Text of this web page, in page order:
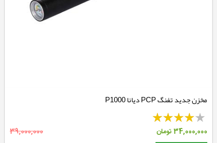
مخزن جدید تفنگ PCP دیانا P1000
34,000,000تومان 39,000,000